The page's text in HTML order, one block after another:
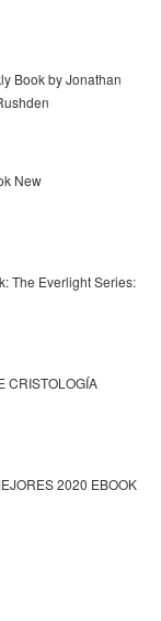
Book by Jonathan
New
The Everlight Series:
CRISTOLOGÍA
2020 EBOOK